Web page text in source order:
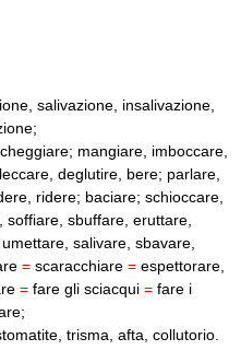
salivazione, insalivazione,
mangiare, imboccare,
deglutire, bere; parlare,
ridere; baciare; schioccare,
sbuffare, eruttare,
salivare, sbavare,
= scaracchiare = espettorare,
= fare gli sciacqui = fare i
trisma, afta, collutorio.